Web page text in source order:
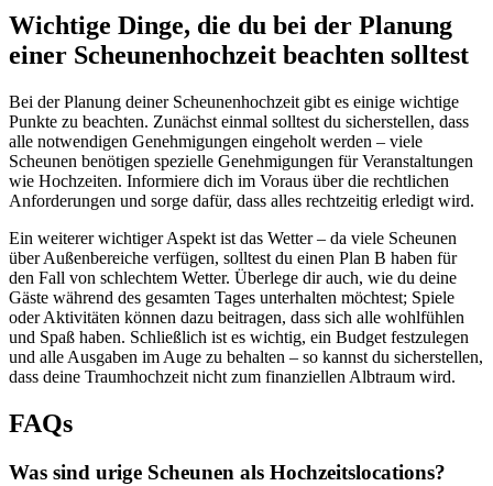
Wichtige Dinge, die du bei der Planung
einer Scheunenhochzeit beachten solltest
Bei der Planung deiner Scheunenhochzeit gibt es einige wichtige
Punkte zu beachten. Zunächst einmal solltest du sicherstellen, dass
alle notwendigen Genehmigungen eingeholt werden – viele
Scheunen benötigen spezielle Genehmigungen für Veranstaltungen
wie Hochzeiten. Informiere dich im Voraus über die rechtlichen
Anforderungen und sorge dafür, dass alles rechtzeitig erledigt wird.
Ein weiterer wichtiger Aspekt ist das Wetter – da viele Scheunen
über Außenbereiche verfügen, solltest du einen Plan B haben für
den Fall von schlechtem Wetter. Überlege dir auch, wie du deine
Gäste während des gesamten Tages unterhalten möchtest; Spiele
oder Aktivitäten können dazu beitragen, dass sich alle wohlfühlen
und Spaß haben. Schließlich ist es wichtig, ein Budget festzulegen
und alle Ausgaben im Auge zu behalten – so kannst du sicherstellen,
dass deine Traumhochzeit nicht zum finanziellen Albtraum wird.
FAQs
Was sind urige Scheunen als Hochzeitslocations?